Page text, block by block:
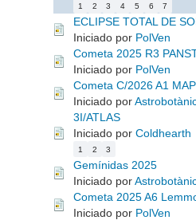
1 2 3 4 5 6 7
ECLIPSE TOTAL DE
Iniciado por PolVen
Cometa 2025 R3
Iniciado por PolVen
Cometa C/2026 A1
Iniciado por
3I/ATLAS
Iniciado por Coldhearth
1 2 3
Gemínidas 2025
Iniciado por
Cometa 2025 A6
Iniciado por PolVen